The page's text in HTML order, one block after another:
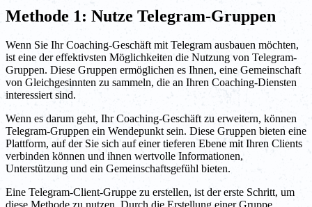
Methode 1: Nutze Telegram-Gruppen
Wenn Sie Ihr Coaching-Geschäft mit Telegram ausbauen möchten,
ist eine der effektivsten Möglichkeiten die Nutzung von Telegram-
Gruppen. Diese Gruppen ermöglichen es Ihnen, eine Gemeinschaft
von Gleichgesinnten zu sammeln, die an Ihren Coaching-Diensten
interessiert sind.
Wenn es darum geht, Ihr Coaching-Geschäft zu erweitern, können
Telegram-Gruppen ein Wendepunkt sein. Diese Gruppen bieten eine
Plattform, auf der Sie sich auf einer tieferen Ebene mit Ihren Clients
verbinden können und ihnen wertvolle Informationen,
Unterstützung und ein Gemeinschaftsgefühl bieten.
Eine Telegram-Client-Gruppe zu erstellen, ist der erste Schritt, um